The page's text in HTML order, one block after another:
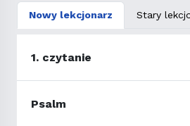
Nowy lekcjonarz Stary
1. czytanie
Psalm